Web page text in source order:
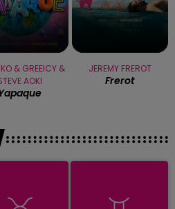
& GREEICY &
AOKI
JEREMY FREROT
Frerot